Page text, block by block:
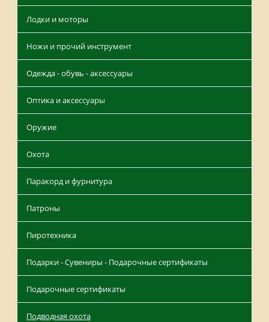
Лодки и моторы
Ножи и прочий инструмент
Одежда - обувь - аксессуары
Оптика и аксессуары
Оружие
Охота
Паракорд и фурнитура
Патроны
Пиротехника
Подарки - Сувениры - Подарочные сертификаты
Подарочные сертификаты
Подводная охота